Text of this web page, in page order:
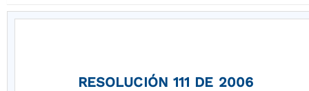
RESOLUCIÓN 111 DE 2006